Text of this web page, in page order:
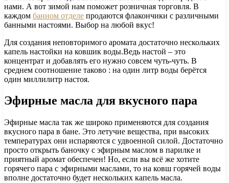
нами. А вот зимой нам поможет розничная торговля. В
каждом банном отделе продаются флакончики с различными
банными настоями. Выбор на любой вкус!
Для создания неповторимого аромата достаточно нескольких
капель настойки на ковшик воды.Ведь настой – это
концентрат и добавлять его нужно совсем чуть-чуть. В
среднем соотношение таково : на один литр воды берётся
один миллилитр настоя.
Эфирные масла для вкусного пара
Эфирные масла так же широко применяются для создания
вкусного пара в бане. Это летучие вещества, при высоких
температурах они испаряются с удвоенной силой. Достаточно
просто открыть баночку с эфирным маслом в парилке и
приятный аромат обеспечен! Но, если вы всё же хотите
горячего пара с эфирными маслами, то на ковш горячей воды
вполне достаточно будет нескольких капель масла.